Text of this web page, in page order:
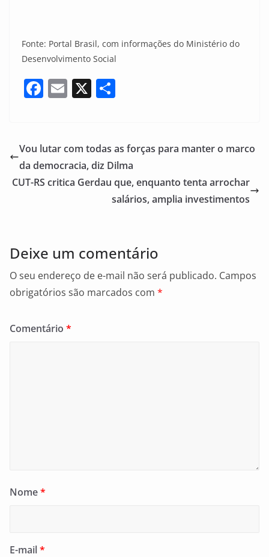
Fonte: Portal Brasil, com informações do Ministério do
Desenvolvimento Social
F
e
b
o
E
l
X
e
Vou lutar com todas as forças para manter o marco
da democracia, diz Dilma
CUT-RS critica Gerdau que, enquanto tenta arrochar
salários, amplia investimentos
Deixe um comentário
O seu endereço de e-mail não será publicado. Campos
obrigatórios são marcados com *
Comentário *
Nome*
E-mail*